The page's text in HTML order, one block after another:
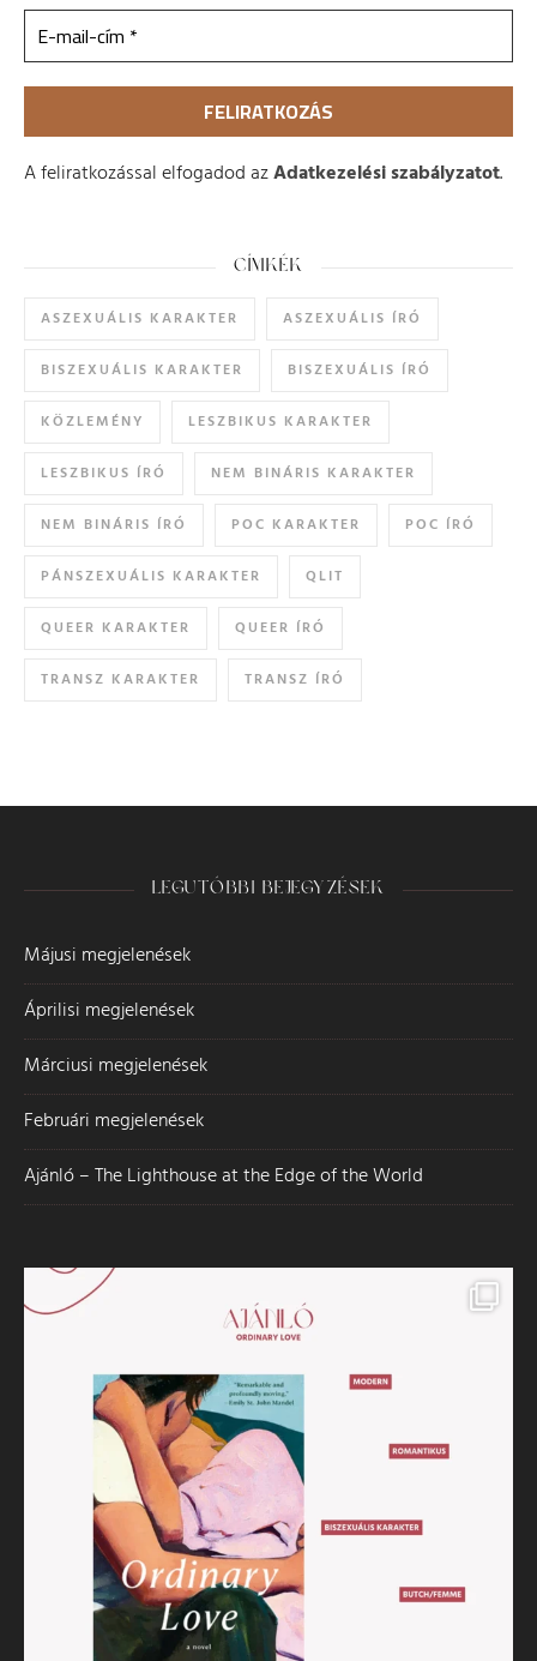
A feliratkozással elfogadod azAdatkezelési szabályzatot.
CÍMKÉK
ASZEXUÁLIS KARAKTER ASZEXUÁLIS ÍRÓ
BISZEXUÁLIS KARAKTER BISZEXUÁLIS ÍRÓ
KÖZLEMÉNY LESZBIKUS KARAKTER
LESZBIKUS ÍRÓ NEM BINÁRIS KARAKTER
NEM BINÁRIS ÍRÓ POC KARAKTER POC ÍRÓ
PÁNSZEXUÁLIS KARAKTER QLIT
QUEER KARAKTER QUEER ÍRÓ
TRANSZ KARAKTER TRANSZ ÍRÓ
LEGUTÓBBI BEJEGYZÉSEK
Májusi megjelenések
Áprilisi megjelenések
Márciusi megjelenések
Februári megjelenések
Ajánló – The Lighthouse at the Edge of the World